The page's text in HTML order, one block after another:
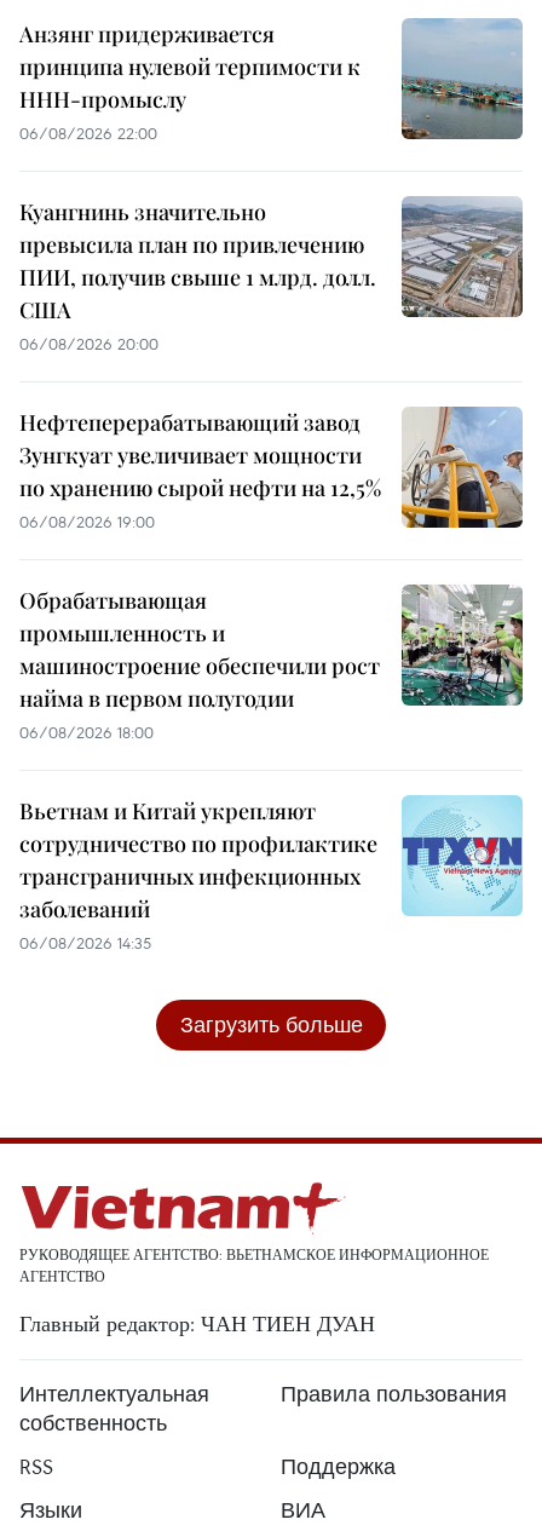
Анзянг придерживается
принципа нулевой терпимости к
ННН-промыслу
06/08/2026 22:00
Куангнинь значительно
превысила план по привлечению
ПИИ, получив свыше 1 млрд. долл.
США
06/08/2026 20:00
Нефтеперерабатывающий завод
Зунгкуат увеличивает мощности
по хранению сырой нефти на 12,5%
06/08/2026 19:00
Обрабатывающая
промышленность и
машиностроение обеспечили рост
найма в первом полугодии
06/08/2026 18:00
Вьетнам и Китай укрепляют
сотрудничество по профилактике
трансграничных инфекционных
заболеваний
06/08/2026 14:35
Загрузить больше
РУКОВОДЯЩЕЕ АГЕНТСТВО: ВЬЕТНАМСКОЕ ИНФОРМАЦИОННОЕ
АГЕНТСТВО
Главный редактор: ЧАН ТИЕН ДУАН
Интеллектуальная
собственность
Правила пользования
RSS
Поддержка
Языки
ВИА